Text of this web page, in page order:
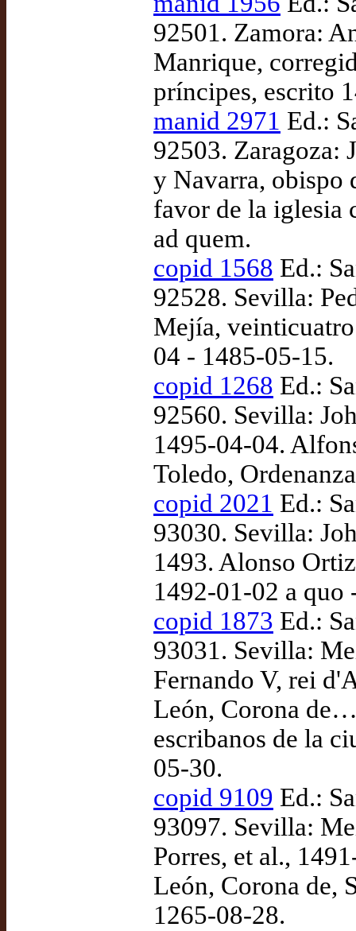
92501. Zamora:
Manrique,
príncipes, escrito
manid 2971 Ed.:
92503. Zaragoza:
y Navarra, obispo
favor de la iglesia
ad quem.
copid 1568 Ed.:
92528. Sevilla:
Mejía,
04 - 1485-05-15.
copid 1268 Ed.:
92560. Sevilla:
1495-04-04.
Toledo,
copid 2021 Ed.:
93030. Sevilla:
1493. Alonso
1492-01-02 a quo
copid 1873 Ed.:
93031. Sevilla:
Fernando V, rei
León, Corona
escribanos de la
05-30.
copid 9109 Ed.:
93097. Sevilla:
Porres, et al.,
León, Corona de,
1265-08-28.